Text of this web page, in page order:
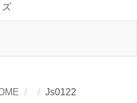
ズ
Js0122